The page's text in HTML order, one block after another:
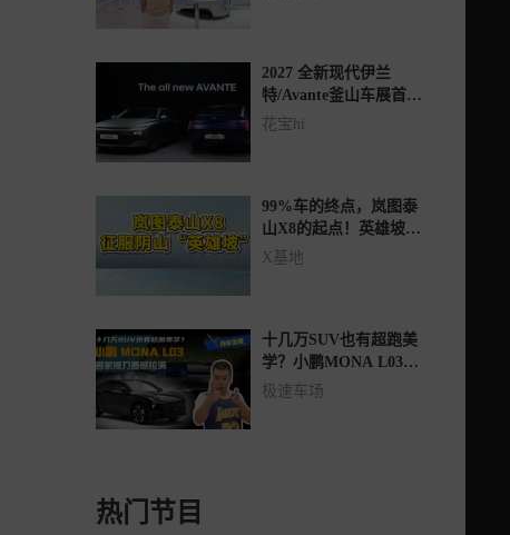
2027 全新现代伊兰
特/Avante釜山车展首发
｜ 抢先品鉴YOUCAR
花宝hi
99%车的终点，岚图泰
山X8的起点！英雄坡？
我看是平地！
X基地
十几万SUV也有超跑美
学？小鹏MONA L03名
家操刀质感拉满
极速车场
热门节目